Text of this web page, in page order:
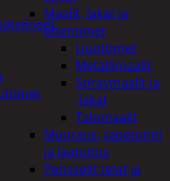
Maalit, lakat ja
ohentimet
Liuottimet
Metallimaalit
Spraymaalit ja
-lakat
Talomaalit
Muuraus, tapetointi
ja laatoitus
Pensselit telat ja